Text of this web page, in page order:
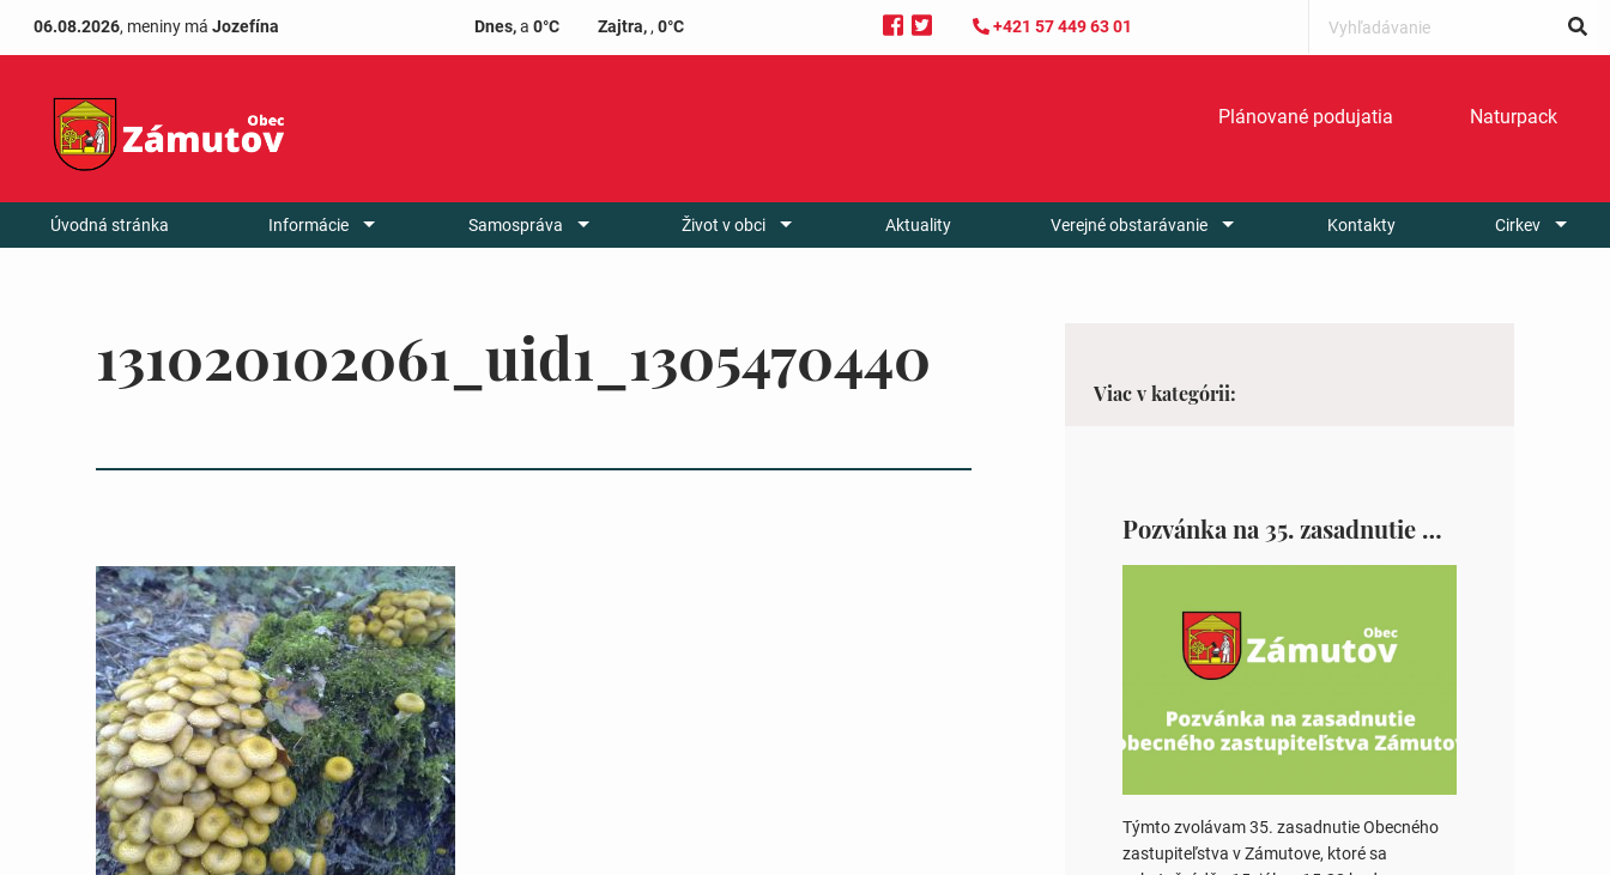
06.08.2026, meniny má Jozefína Dnes, a 0°C Zajtra,,0°C +421 57 449 63 01
Plánované podujatia Naturpack
Úvodná stránka Informácie Samospráva Život v obci Aktuality Verejné obstarávanie Kontakty Cirkev
131020102061_uid1_1305470440 Viac v kategórii:
Pozvánka na 35. zasadnutie OZ v Zámutove
Týmto zvolávam 35. zasadnutie Obecného
zastupiteľstva v Zámutove, ktoré sa